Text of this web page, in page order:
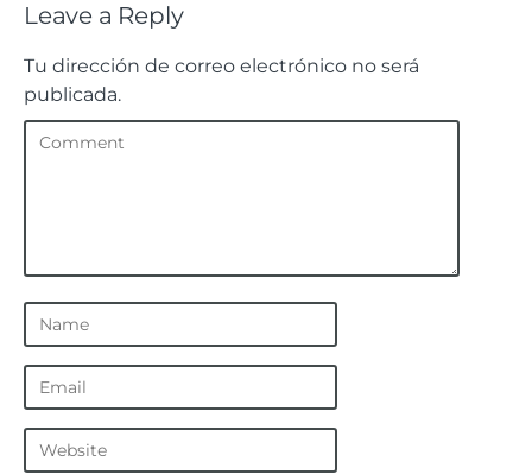
Leave a Reply
Tu dirección de correo electrónico no será
publicada.